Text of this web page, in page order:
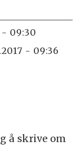
- 09:30
- 09:36
å skrive om